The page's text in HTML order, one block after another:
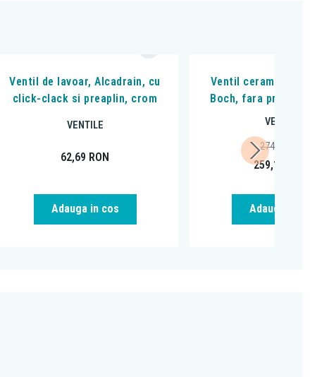
Ventil de lavoar, Alcadrain, cu
click-clack si preaplin, crom
VENTILE
62,69 RON
Adauga in cos
Ventil ceramic fix,
Boch, fara
VENTILE
259,18
274,04
Adauga in